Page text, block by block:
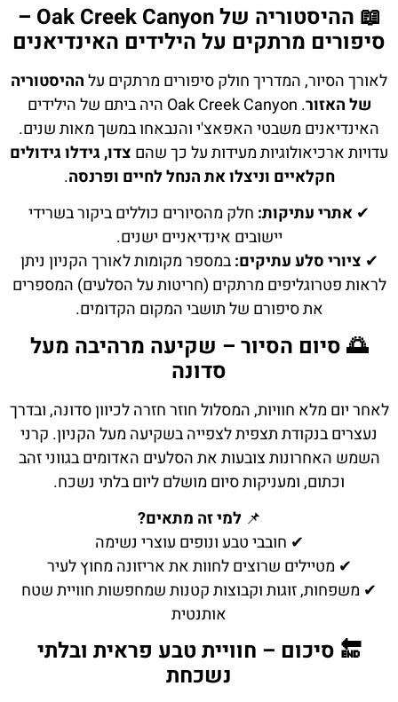
📖 ההיסטוריה של Oak Creek Canyon –
סיפורים מרתקים על הילידים האינדיאנים
לאורך הסיור, המדריך חולק סיפורים מרתקים עלההיסטוריה
של האזור
. Oak Creek Canyon היה ביתם של הילידים
האינדיאנים משבטי האפאצ'י והנבאחו במשך מאות שנים.
עדויות ארכיאולוגיות מעידות על כך שהם צדו, גידלו גידולים
חקלאיים וניצלו את הנחל לחיים ופרנסה.
✔ אתרי עתיקות: חלק מהסיורים כוללים ביקור בשרידי
יישובים אינדיאניים ישנים.
✔ ציורי סלע עתיקים:במספר מקומות לאורך הקניון ניתן
לראות פטרוגליפים מרתקים (חריטות על הסלעים) המספרים
את סיפורם של תושבי המקום הקדומים.
🌅 סיום הסיור – שקיעה מרהיבה מעל
סדונה
לאחר יום מלא חוויות, המסלול חוזר חזרה לכיוון סדונה, ובדרך
נעצרים בנקודת תצפית לצפייה בשקיעה מעל הקניון. קרני
השמש האחרונות צובעות את הסלעים האדומים בגווני זהב
וכתום, ומעניקות סיום מושלם ליום בלתי נשכח.
📌למי זה מתאים?
✔ חובבי טבע ונופים עוצרי נשימה
✔ מטיילים שרוצים לחוות את אריזונה מחוץ לעיר
✔ משפחות, זוגות וקבוצות קטנות שמחפשות חוויית שטח
אותנטית
🔚 סיכום – חוויית טבע פראית ובלתי
נשכחת